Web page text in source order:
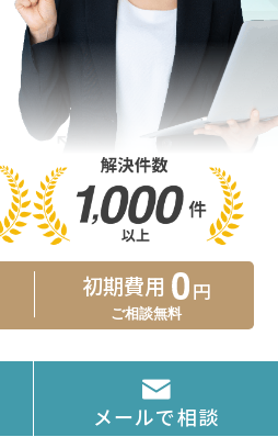
初期費用 円
ご相談無料
メールで相談